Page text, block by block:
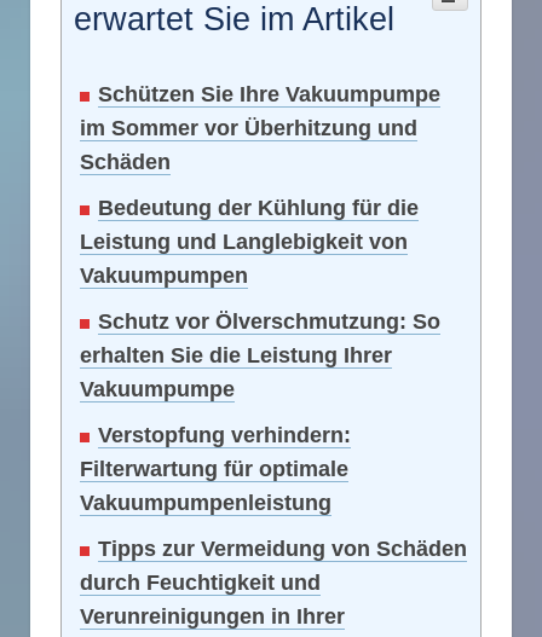
erwartet Sie im Artikel
Schützen Sie Ihre Vakuumpumpe
im Sommer vor Überhitzung und
Schäden
Bedeutung der Kühlung für die
Leistung und Langlebigkeit von
Vakuumpumpen
Schutz vor Ölverschmutzung: So
erhalten Sie die Leistung Ihrer
Vakuumpumpe
Verstopfung verhindern:
Filterwartung für optimale
Vakuumpumpenleistung
Tipps zur Vermeidung von Schäden
durch Feuchtigkeit und
Verunreinigungen in Ihrer